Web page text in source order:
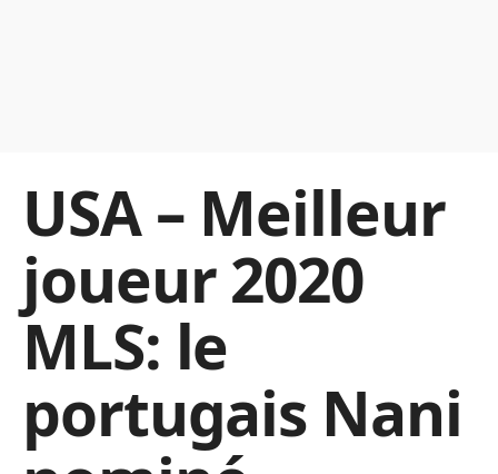
USA – Meilleur
joueur 2020
MLS: le
portugais Nani